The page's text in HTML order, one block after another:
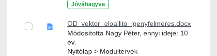
Jóváhagyva
OD_vektor_eloallito_igenyfelmeres.docx
Módosította Nagy Péter, ennyi ideje: 10
év.
Nyitólap > Modultervek